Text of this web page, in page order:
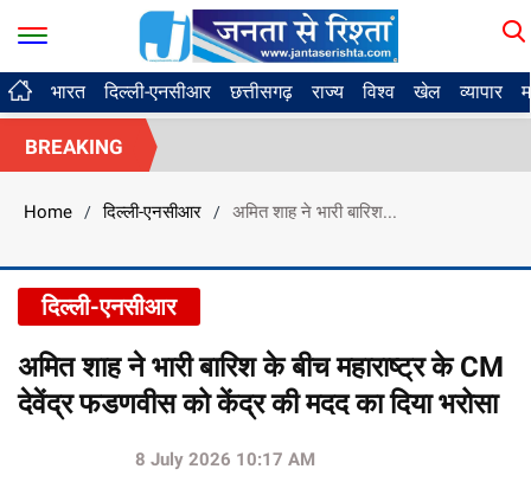
भारत दिल्ली-एनसीआर छत्तीसगढ़ राज्य विश्व खेल व्यापार
BREAKING
Home / दिल्ली-एनसीआर / अमित शाह ने भारी बारिश...
दिल्ली-एनसीआर
अमित शाह ने भारी बारिश के बीच महाराष्ट्र के CM
देवेंद्र फडणवीस को केंद्र की मदद का दिया भरोसा
8 July 2026 10:17 AM